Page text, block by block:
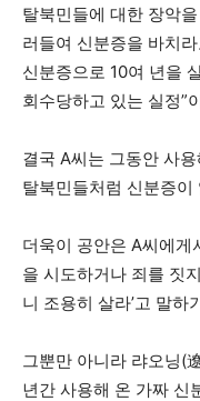
탈북민들에 대한 장악
러들여 신분증을 바치
신분증으로 10여 년을
회수당하고 있는 실정”
결국 A씨는 그동안 사
탈북민들처럼 신분증
더욱이 공안은 A씨에게
을 시도하거나 죄를 짓
니 조용히 살라’고 말하
그뿐만 아니라 랴오닝(
년간 사용해 온 가짜 신